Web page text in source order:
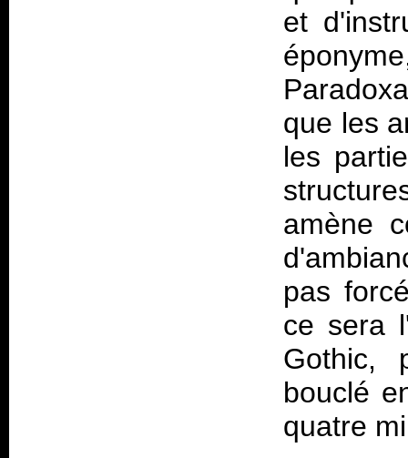
et
que les
les
amène
pas
ce sera
Gothic,
bouclé